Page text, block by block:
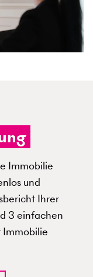
Immobilie
und
Ihrer
3 einfachen
Immobilie